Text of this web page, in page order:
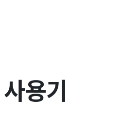
용기